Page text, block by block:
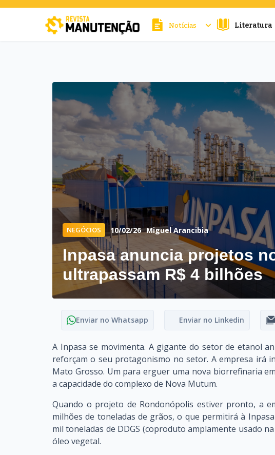
Notícias Literatura
NEGÓCIOS 10/02/26 Miguel Arancibia
Inpasa anuncia projetos
ultrapassam R$ 4 bilhões
Enviar no Whatsapp Enviar no Linkedin
A Inpasa se movimenta. A gigante do setor de etanol
reforçam o seu protagonismo no setor. A empresa irá
Mato Grosso. Um para erguer uma nova biorrefinaria
a capacidade do complexo de Nova Mutum.
Quando o projeto de Rondonópolis estiver pronto, a
milhões de toneladas de grãos, o que permitirá à
mil toneladas de DDGS (coproduto amplamente usado
óleo vegetal.